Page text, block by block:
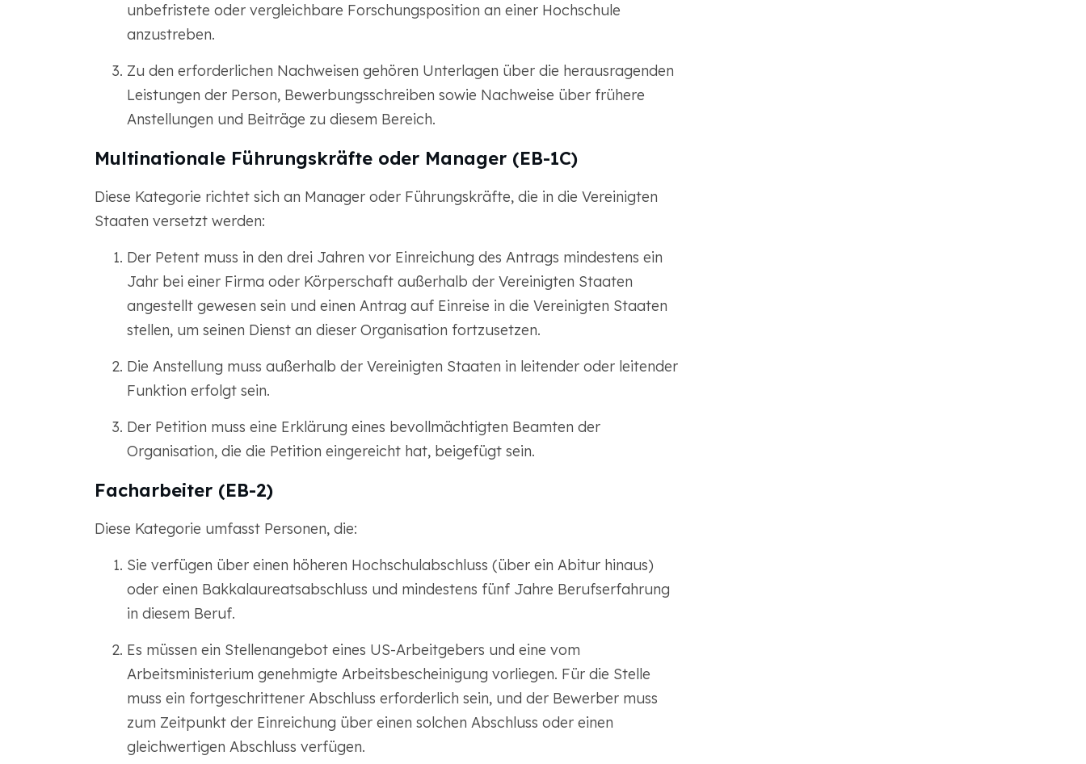
unbefristete oder vergleichbare Forschungsposition an einer Hochschule
anzustreben.
Zu den erforderlichen Nachweisen gehören Unterlagen über die herausragenden
Leistungen der Person, Bewerbungsschreiben sowie Nachweise über frühere
Anstellungen und Beiträge zu diesem Bereich.
Multinationale Führungskräfte oder Manager (EB-1C)
Diese Kategorie richtet sich an Manager oder Führungskräfte, die in die Vereinigten
Staaten versetzt werden:
Der Petent muss in den drei Jahren vor Einreichung des Antrags mindestens ein
Jahr bei einer Firma oder Körperschaft außerhalb der Vereinigten Staaten
angestellt gewesen sein und einen Antrag auf Einreise in die Vereinigten Staaten
stellen, um seinen Dienst an dieser Organisation fortzusetzen.
Die Anstellung muss außerhalb der Vereinigten Staaten in leitender oder leitender
Funktion erfolgt sein.
Der Petition muss eine Erklärung eines bevollmächtigten Beamten der
Organisation, die die Petition eingereicht hat, beigefügt sein.
Facharbeiter (EB-2)
Diese Kategorie umfasst Personen, die:
Sie verfügen über einen höheren Hochschulabschluss (über ein Abitur hinaus)
oder einen Bakkalaureatsabschluss und mindestens fünf Jahre Berufserfahrung
in diesem Beruf.
Es müssen ein Stellenangebot eines US-Arbeitgebers und eine vom
Arbeitsministerium genehmigte Arbeitsbescheinigung vorliegen. Für die Stelle
muss ein fortgeschrittener Abschluss erforderlich sein, und der Bewerber muss
zum Zeitpunkt der Einreichung über einen solchen Abschluss oder einen
gleichwertigen Abschluss verfügen.